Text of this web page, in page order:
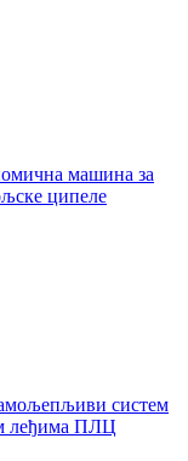
машина за
ципеле
систем
леђима ПЛЦ